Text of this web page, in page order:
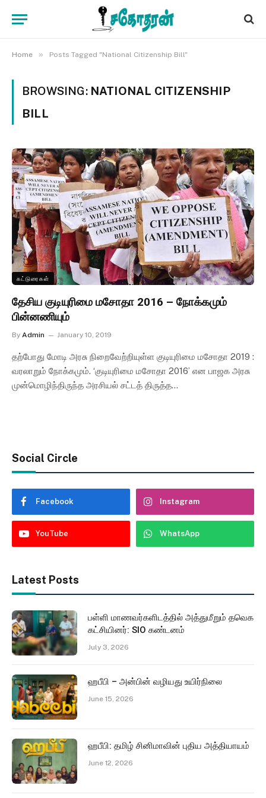
Home » Posts Tagged "National Citizenship Bill"
BROWSING: NATIONAL CITIZENSHIP
BILL
கட்டுரைகள்
தேசிய குடியுரிமை மசோதா 2016 – நோக்கமும்
பின்னணியும்
By Admin January 10, 2019
தற்போது மோடி அரசு நிறைவேற்றியுள்ள குடியுரிமை மசோதா 2019 :
வரலாறும் நோக்கமும். ‘குடியுரிமை மசோதா 2016’ என பாஜக அரசு
முன்மொழிந்திருந்த அரசியல் சட்டத் திருத்த…
Social Circle
Facebook Instagram
YouTube WhatsApp
Latest Posts
பள்ளி மாணவர்களிடத்தில் அத்துமீறும் தவெக
கட்சியினர்: SIO கண்டனம்
July 3, 2026
ஹபீபி – அன்பின் வழியது உயிர்நிலை
June 15, 2026
ஹபீபி: தமிழ் சினிமாவின் புதிய அத்தியாயம்
June 12, 2026